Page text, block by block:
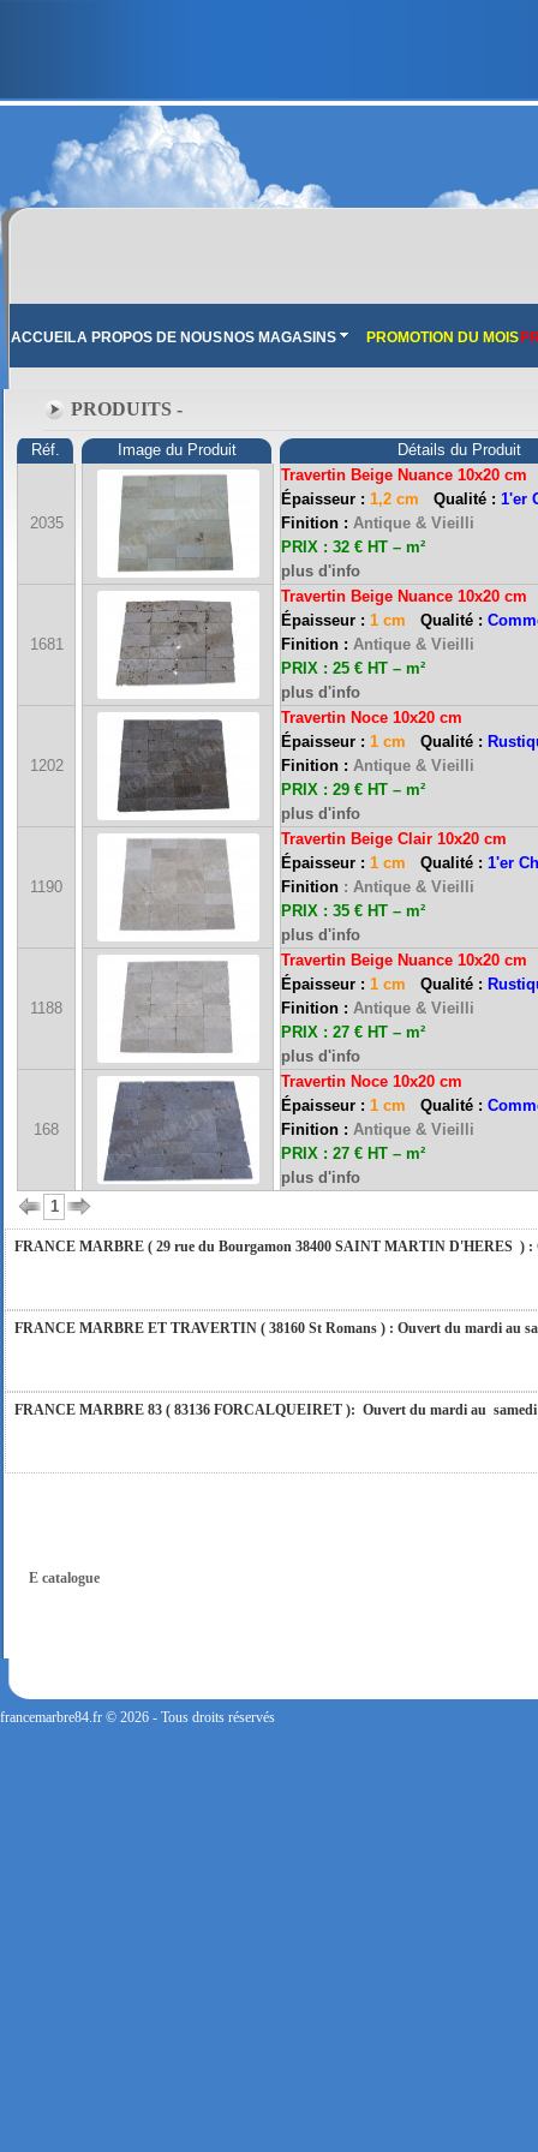
ACCUEILA PROPOS DE NOUS NOS MAGASINS PROMOTION DU MOIS
PRODUITS -
Réf. Image du Produit Détails du Produit
2035
Travertin Beige Nuance 10x20 cm
Épaisseur : 1,2 cm Qualité : 1'er
Finition : Antique & Vieilli
PRIX : 32 € HT – m²
plus d'info
1681
Travertin Beige Nuance 10x20 cm
Épaisseur : 1 cm Qualité :
Finition : Antique & Vieilli
PRIX : 25 € HT – m²
plus d'info
1202
Travertin Noce 10x20 cm
Épaisseur : 1 cm Qualité :
Finition : Antique & Vieilli
PRIX : 29 € HT – m²
plus d'info
1190
Travertin Beige Clair 10x20 cm
Épaisseur : 1 cm Qualité : 1'er
Finition : Antique & Vieilli
PRIX : 35 € HT – m²
plus d'info
1188
Travertin Beige Nuance 10x20 cm
Épaisseur : 1 cm Qualité :
Finition : Antique & Vieilli
PRIX : 27 € HT – m²
plus d'info
168
Travertin Noce 10x20 cm
Épaisseur : 1 cm Qualité :
Finition : Antique & Vieilli
PRIX : 27 € HT – m²
plus d'info
1
FRANCE MARBRE 13 ( 13680 LANCON PROVENCE ): Ouvert du mardi au
FRANCE MARBRE 84 ( 84600 VALREAS ): Ouvert du mardi au samedi inclus de
FERMETURE POUR CONGES ANNUELS : Nous serons fermés du 10 au 31
vous répondrons dans les meilleurs délais. Nous aurons le plaisir de vous
FRANCE MARBRE ( 29 rue du Bourgamon 38400 SAINT MARTIN D'HERES ) :
FRANCE MARBRE ET TRAVERTIN ( 38160 St Romans ) : Ouvert du mardi au
FRANCE MARBRE 83 ( 83136 FORCALQUEIRET ): Ouvert du mardi au samedi
FRANCE MARBRE 84 ( 84600 VALREAS ): Ouvert du mardi au samedi inclus de
E catalogue
francemarbre84.fr © 2026 - Tous droits réservés